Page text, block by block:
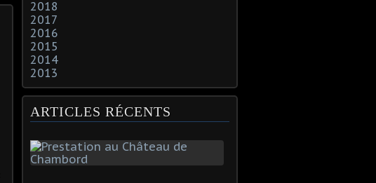
2018
2017
2016
2015
2014
2013
ARTICLES RÉCENTS